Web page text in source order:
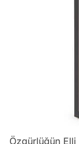
Özgürlüğün